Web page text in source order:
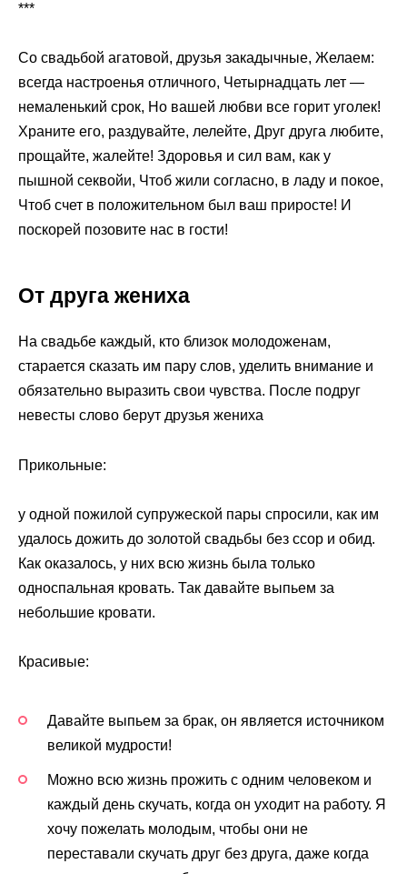
***
Со свадьбой агатовой, друзья закадычные, Желаем:
всегда настроенья отличного, Четырнадцать лет —
немаленький срок, Но вашей любви все горит уголек!
Храните его, раздувайте, лелейте, Друг друга любите,
прощайте, жалейте! Здоровья и сил вам, как у
пышной секвойи, Чтоб жили согласно, в ладу и покое,
Чтоб счет в положительном был ваш приросте! И
поскорей позовите нас в гости!
От друга жениха
На свадьбе каждый, кто близок молодоженам,
старается сказать им пару слов, уделить внимание и
обязательно выразить свои чувства. После подруг
невесты слово берут друзья жениха
Прикольные:
у одной пожилой супружеской пары спросили, как им
удалось дожить до золотой свадьбы без ссор и обид.
Как оказалось, у них всю жизнь была только
односпальная кровать. Так давайте выпьем за
небольшие кровати.
Красивые:
Давайте выпьем за брак, он является источником
великой мудрости!
Можно всю жизнь прожить с одним человеком и
каждый день скучать, когда он уходит на работу. Я
хочу пожелать молодым, чтобы они не
переставали скучать друг без друга, даже когда